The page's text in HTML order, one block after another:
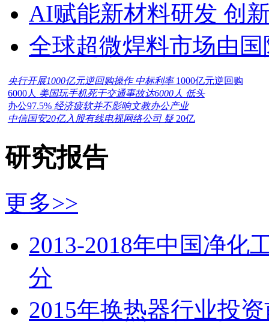
AI赋能新材料研发 创
全球超微焊料市场由
央行开展1000亿元逆回购操作 中标利率 1000亿元逆回购
6000人 美国玩手机死于交通事故达6000人 低头
办公97.5% 经济疲软并不影响文教办公产业
中信国安20亿入股有线电视网络公司 疑 20亿
研究报告
更多>>
2013-2018年中国净化
分
2015年换热器行业投